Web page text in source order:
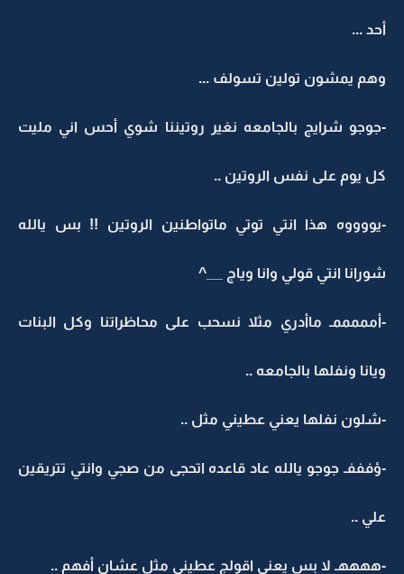
أحد ...
وهم يمشون تولين تسولف ...
-جوجو شرايج بالجامعه نغير روتيننا شوي أحس اني مليت
كل يوم على نفس الروتين ..
-يووووه هذا انتي توتي ماتواطنين الروتين !! بس يالله
شورانا انتي قولي وانا وياج __^
-أمممممـ ماأدري مثلا نسحب على محاظراتنا وكل البنات
ويانا ونفلها بالجامعه ..
-شلون نفلها يعني عطيني مثل ..
-ؤفففـ جوجو يالله عاد قاعده اتحجى من صجي وانتي تتريقين
علي ..
-ههههـ لا بس يعني اقولج عطيني مثل عشان أفهم ..